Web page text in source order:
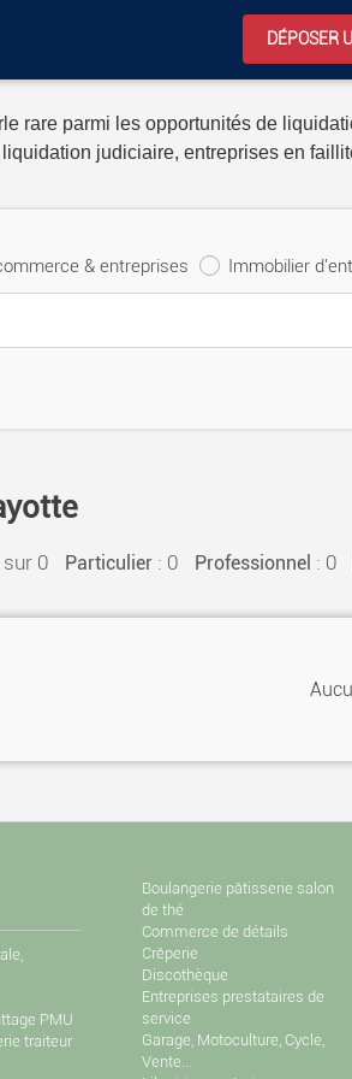
DÉPOSER
rare parmi les opportunités de
judiciaire, entreprises en
& entreprises Immobilier
sur 0 Particulier : 0 Professionnel : 0
PMU
traiteur
Boulangerie pâtisserie salon
de thé
Commerce de détails
Crêperie
Discothèque
Entreprises prestataires de
service
Garage, Motoculture, Cycle,
Vente...